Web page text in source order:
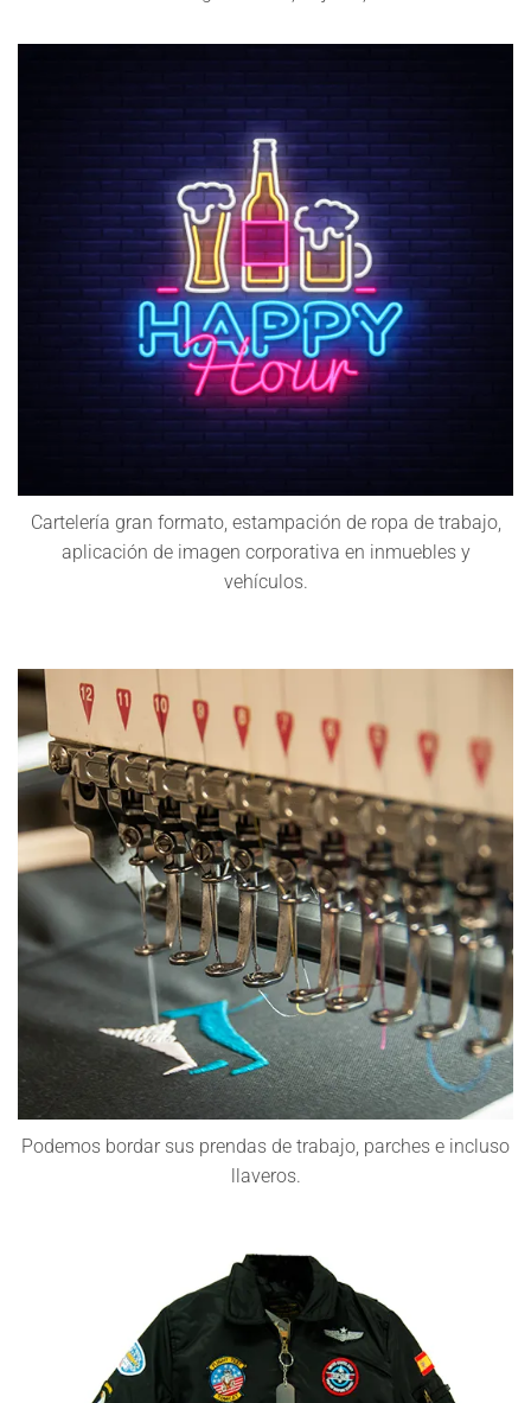
Cartelería gran formato, estampación de ropa de trabajo,
aplicación de imagen corporativa en inmuebles y
vehículos.
Podemos bordar sus prendas de trabajo, parches e incluso
llaveros.